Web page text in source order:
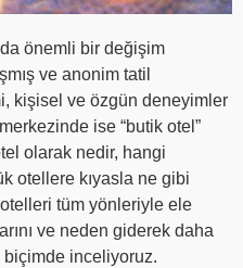
önemli bir değişim
ve anonim tatil
kişisel ve özgün deneyimler
ise “butik otel”
olarak nedir, hangi
otellere kıyasla ne gibi
tüm yönleriyle ele
ve neden giderek daha
inceliyoruz.